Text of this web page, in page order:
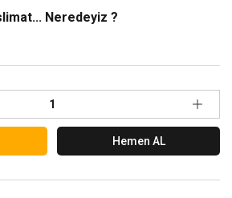
Neredeyiz ?
Hemen AL